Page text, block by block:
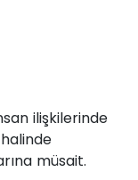
ilişkilerinde
müsait.